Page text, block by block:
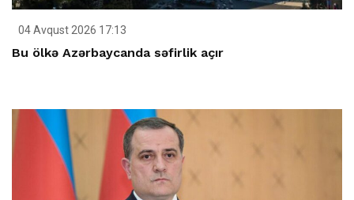
04 Avqust 2026 17:13
Bu ölkə Azərbaycanda səfirlik açır